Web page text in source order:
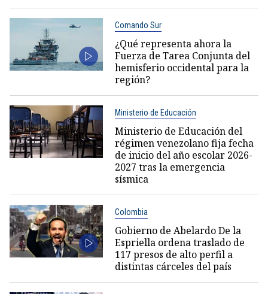
Comando Sur
¿Qué representa ahora la
Fuerza de Tarea Conjunta del
hemisferio occidental para la
región?
Ministerio de Educación
Ministerio de Educación del
régimen venezolano fija fecha
de inicio del año escolar 2026-
2027 tras la emergencia
sísmica
Colombia
Gobierno de Abelardo De la
Espriella ordena traslado de
117 presos de alto perfil a
distintas cárceles del país